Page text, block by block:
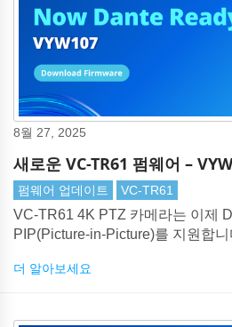
8월 27, 2025
새로운 VC-TR61 펌웨어 –
펌웨어 업데이트 VC-TR61
VC-TR61 4K PTZ 카메라는 이제
PIP(Picture-in-Picture)를 지원합니
더 알아보세요